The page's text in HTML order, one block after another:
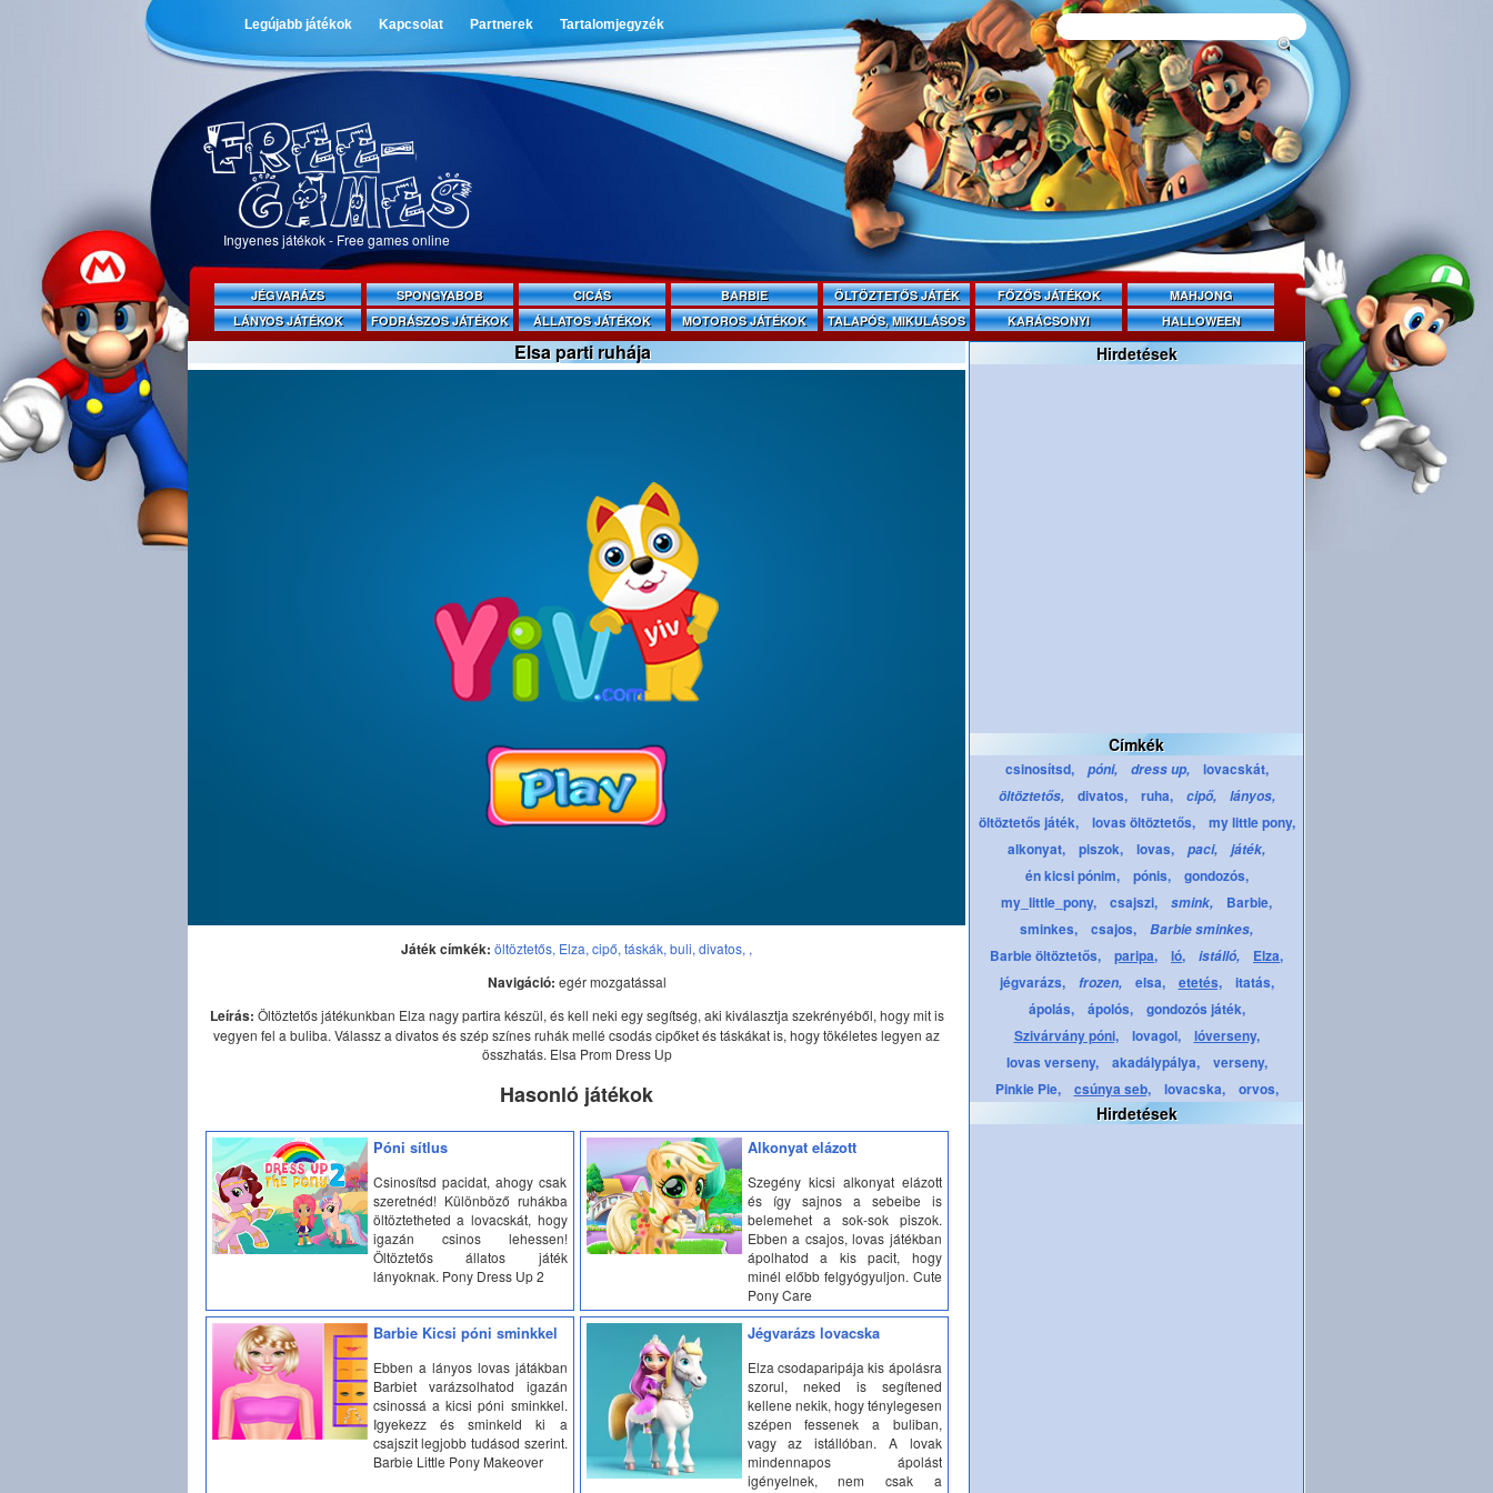
Legújabb játékok Kapcsolat Partnerek Tartalomjegyzék
Ingyenes játékok - Free games online
JÉGVARÁZS SPONGYABOB CICÁS BARBIE ÖLTÖZTETŐS JÁTÉK FŐZŐS JÁTÉKOK
MAHJONG
LÁNYOS JÁTÉKOK
FODRÁSZOS JÁTÉKOK ÁLLATOS JÁTÉKOK MOTOROS JÁTÉKOK TALAPÓS, MIKULÁSOS KARÁCSONYI HALLOWEEN
Elsa parti ruhája
Játék címkék: öltöztetős, Elza, cipő, táskák, buli, divatos, ,
Navigáció: egér mozgatással
Leírás: Öltöztetős játékunkban Elza nagy partira készül, és kell neki egy segítség, aki kiválasztja szekrényéből, hogy mit is
vegyen fel a buliba. Válassz a divatos és szép színes ruhák mellé csodás cipőket és táskákat is, hogy tökéletes legyen az
összhatás. Elsa Prom Dress Up
Hasonló játékok
Póni sítlus
Csinosítsd pacidat, ahogy csak
szeretnéd! Különböző ruhákba
öltöztetheted a lovacskát, hogy
igazán csinos lehessen!
Öltöztetős állatos játék
lányoknak. Pony Dress Up 2
Alkonyat elázott
Szegény kicsi alkonyat elázott
és így sajnos a sebeibe is
belemehet a sok-sok piszok.
Ebben a csajos, lovas játékban
ápolhatod a kis pacit, hogy
minél előbb felgyógyuljon. Cute
Pony Care
Barbie Kicsi póni sminkkel
Ebben a lányos lovas játákban
Barbiet varázsolhatod igazán
csinossá a kicsi póni sminkkel.
Igyekezz és sminkeld ki a
csajszit legjobb tudásod szerint.
Barbie Little Pony Makeover
Jégvarázs lovacska
Elza csodaparipája kis ápolásra
szorul, neked is segítened
kellene nekik, hogy ténylegesen
szépen fessenek a buliban,
vagy az istállóban. A lovak
mindennapos ápolást
igényelnek, nem csak a
Hirdetések
Címkék
csinosítsd, póni, dress up, lovacskát,
öltöztetős, divatos, ruha, cipő, lányos,
öltöztetős játék, lovas öltöztetős,
my little pony,
alkonyat,
piszok, lovas, paci, játék,
én kicsi pónim, pónis,
gondozós,
my_little_pony,
csajszi, smink,
Barbie,
sminkes,
csajos, Barbie sminkes,
Barbie öltöztetős, paripa, ló, istálló,
Elza,
jégvarázs,
frozen, elsa, etetés,
itatás,
ápolás,
ápolós,
gondozós játék,
Szivárvány póni,
lovagol,
lóverseny,
lovas verseny,
akadálypálya,
verseny,
Pinkie Pie,
csúnya seb, lovacska, orvos,
Hirdetések